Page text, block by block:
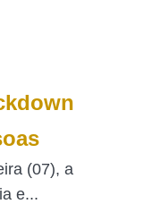
(07), a
e...